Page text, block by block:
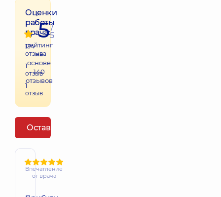
Оценки
работы
врача:
134
отзыва
1
отзыв
1
отзыв
5/
5
рейтинг
на
основе
140
отзывов
Оставить отзыв
Впечатление
от врача